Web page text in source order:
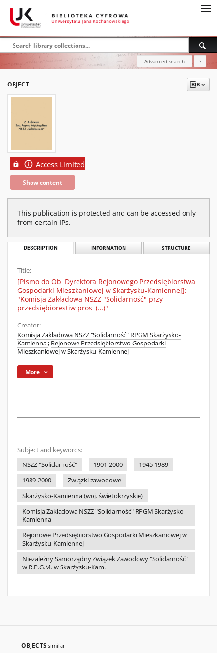
Advanced search ?
OBJECT
Access Limited
Show content
This publication is protected and can be accessed only
from certain IPs.
DESCRIPTION INFORMATION STRUCTURE
Title:
[Pismo do Ob. Dyrektora Rejonowego Przedsiębiorstwa
Gospodarki Mieszkaniowej w Skarżysku-Kamiennej]:
"Komisja Zakładowa NSZZ "Solidarność" przy
przedsiębiorestiw prosi (…)"
Creator:
Komisja Zakładowa NSZZ "Solidarność" RPGM Skarżysko-
Kamienna; Rejonowe Przedsiębiorstwo Gospodarki
Mieszkaniowej w Skarżysku-Kamiennej
More
Subject and keywords:
NSZZ "Solidarność"
1901-2000
1945-1989
1989-2000
Związki zawodowe
Skarżysko-Kamienna (woj. świętokrzyskie)
Komisja Zakładowa NSZZ "Solidarność" RPGM Skarżysko-
Kamienna
Rejonowe Przedsiębiorstwo Gospodarki Mieszkaniowej w
Skarżysku-Kamiennej
Niezależny Samorządny Związek Zawodowy "Solidarność"
w R.P.G.M. w Skarżysku-Kam.
OBJECTS similar